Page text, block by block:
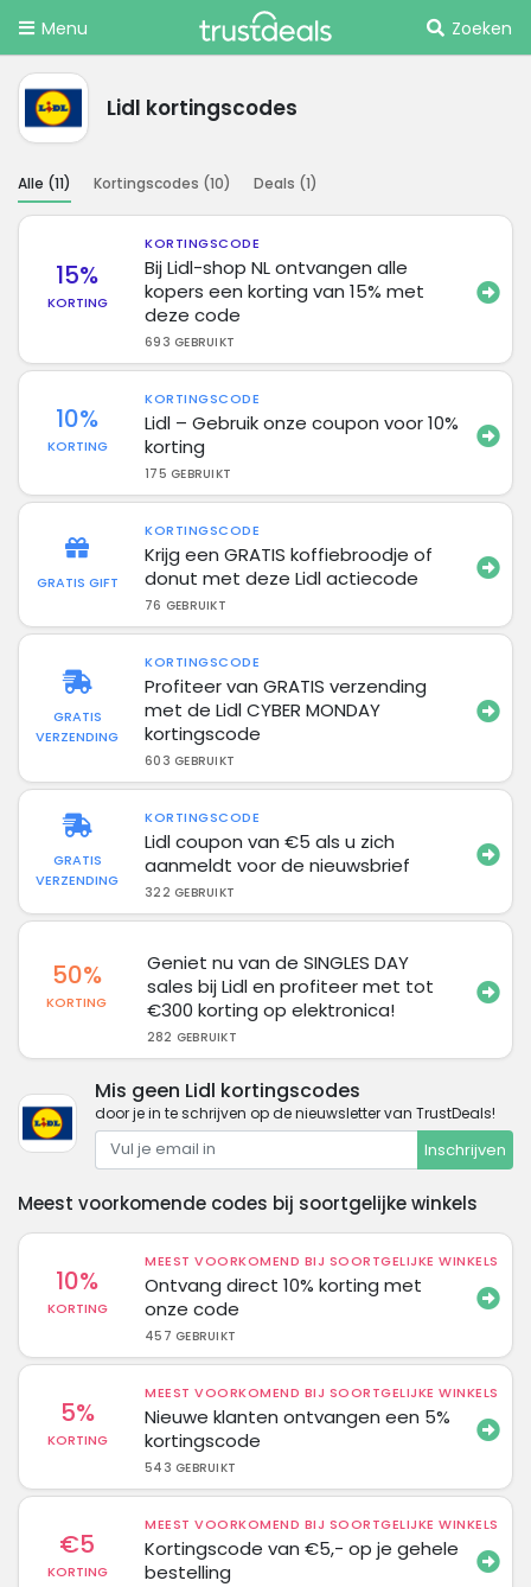
Menu Zoeken
Lidl kortingscodes
Alle (11) Kortingscodes (10) Deals (1)
15%
KORTING
KORTINGSCODE
Bij Lidl-shop NL ontvangen alle
kopers een korting van 15% met
deze code
693 GEBRUIKT
10%
KORTING
KORTINGSCODE
Lidl – Gebruik onze coupon voor 10%
korting
175 GEBRUIKT
GRATIS GIFT
KORTINGSCODE
Krijg een GRATIS koffiebroodje of
donut met deze Lidl actiecode
76 GEBRUIKT
GRATIS
VERZENDING
KORTINGSCODE
Profiteer van GRATIS verzending
met de Lidl CYBER MONDAY
kortingscode
603 GEBRUIKT
GRATIS
VERZENDING
KORTINGSCODE
Lidl coupon van €5 als u zich
aanmeldt voor de nieuwsbrief
322 GEBRUIKT
50%
KORTING
Geniet nu van de SINGLES DAY
sales bij Lidl en profiteer met tot
€300 korting op elektronica!
282 GEBRUIKT
Mis geen Lidl kortingscodes
door je in te schrijven op de nieuwsletter van TrustDeals!
Inschrijven
Meest voorkomende codes bij soortgelijke winkels
10%
KORTING
MEEST VOORKOMEND BIJ SOORTGELIJKE WINKELS
Ontvang direct 10% korting met
onze code
457 GEBRUIKT
5%
KORTING
MEEST VOORKOMEND BIJ SOORTGELIJKE WINKELS
Nieuwe klanten ontvangen een 5%
kortingscode
543 GEBRUIKT
€5
KORTING
MEEST VOORKOMEND BIJ SOORTGELIJKE WINKELS
Kortingscode van €5,- op je gehele
bestelling